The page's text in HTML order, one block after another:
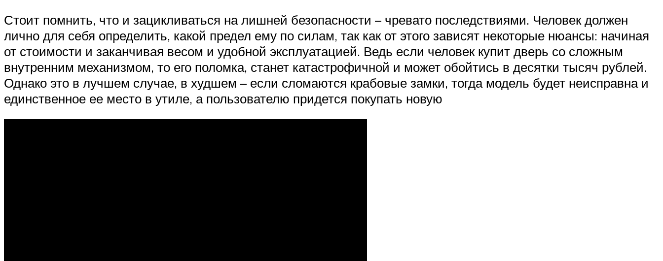
Стоит помнить, что и зацикливаться на лишней безопасности – чревато последствиями. Человек должен
лично для себя определить, какой предел ему по силам, так как от этого зависят некоторые нюансы: начиная
от стоимости и заканчивая весом и удобной эксплуатацией. Ведь если человек купит дверь со сложным
внутренним механизмом, то его поломка, станет катастрофичной и может обойтись в десятки тысяч рублей.
Однако это в лучшем случае, в худшем – если сломаются крабовые замки, тогда модель будет неисправна и
единственное ее место в утиле, а пользователю придется покупать новую